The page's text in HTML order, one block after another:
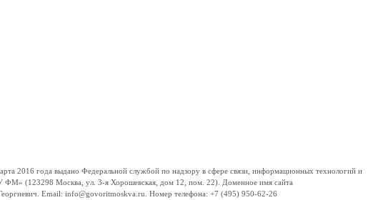
2016 года выдано Федеральной службой по надзору в сфере связи, информационных технологий и
ФМ» (123298 Москва, ул. 3-я Хорошевская, дом 12, пом. 22). Доменное имя сайта
Email: info@govoritmoskva.ru. Номер телефона: +7 (495) 950-62-26